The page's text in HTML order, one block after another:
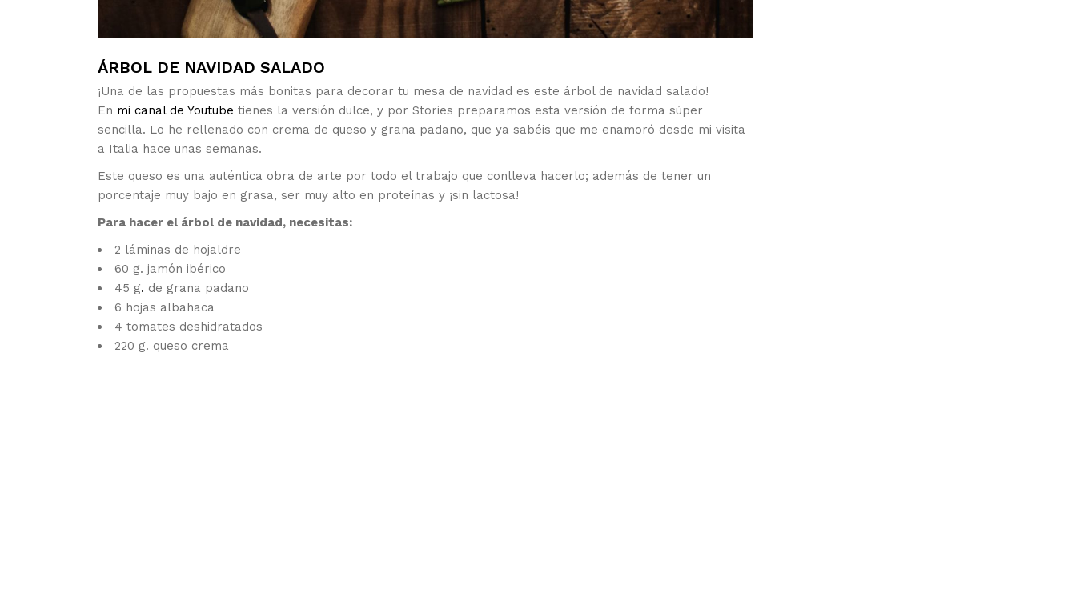
ÁRBOL DE NAVIDAD SALADO
¡Una de las propuestas más bonitas para decorar tu mesa de navidad es este árbol de navidad salado!
En mi canal de Youtube tienes la versión dulce, y por Stories preparamos esta versión de forma súper
sencilla. Lo he rellenado con crema de queso y grana padano, que ya sabéis que me enamoró desde mi visita
a Italia hace unas semanas.
Este queso es una auténtica obra de arte por todo el trabajo que conlleva hacerlo; además de tener un
porcentaje muy bajo en grasa, ser muy alto en proteínas y ¡sin lactosa!
Para hacer el árbol de navidad, necesitas:
2 láminas de hojaldre
60 g. jamón ibérico
45 g. de grana padano
6 hojas albahaca
4 tomates deshidratados
220 g. queso crema